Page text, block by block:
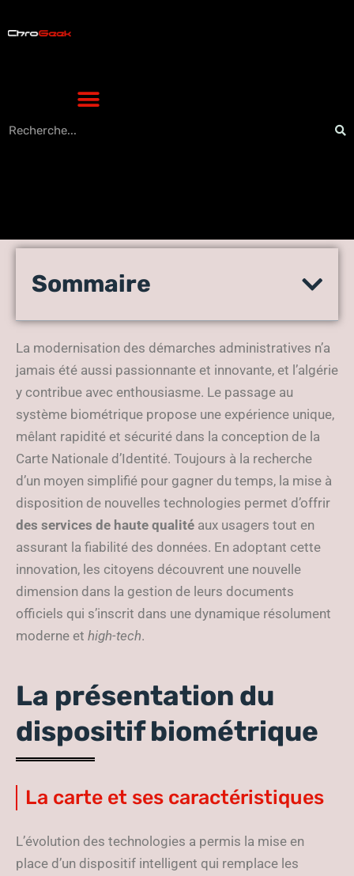
Carte d’identité algérienne
tech pour vos démarches
Sommaire
La modernisation des démarches administratives n’a
jamais été aussi passionnante et innovante, et l’algérie
y contribue avec enthousiasme. Le passage au
système biométrique propose une expérience unique,
mêlant rapidité et sécurité dans la conception de la
Carte Nationale d’Identité. Toujours à la recherche
d’un moyen simplifié pour gagner du temps, la mise à
disposition de nouvelles technologies permet d’offrir
des services de haute qualité aux usagers tout en
assurant la fiabilité des données. En adoptant cette
innovation, les citoyens découvrent une nouvelle
dimension dans la gestion de leurs documents
officiels qui s’inscrit dans une dynamique résolument
moderne et high-tech.
La présentation du
dispositif biométrique
La carte et ses caractéristiques
L’évolution des technologies a permis la mise en
place d’un dispositif intelligent qui remplace les